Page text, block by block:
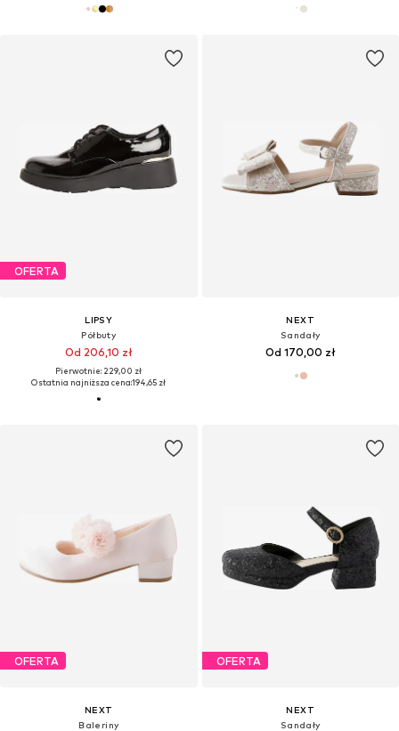
OFERTA
LIPSY
Półbuty
Od 206,10 zł
Pierwotnie: 229,00 zł
Ostatnia najniższa cena:194,65 zł
NEXT
Sandały
Od 170,00 zł
OFERTA
NEXT
Baleriny
OFERTA
NEXT
Sandały